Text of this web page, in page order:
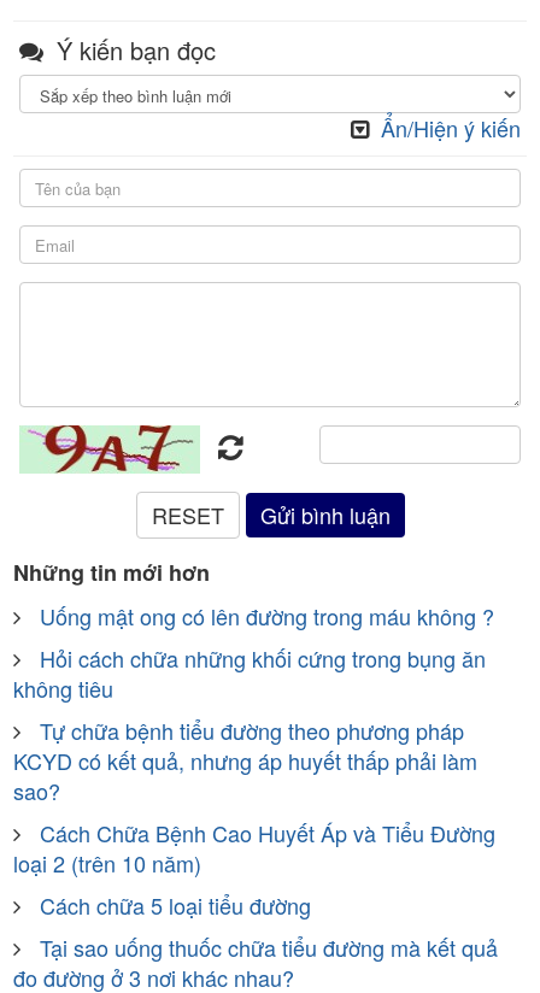
Ý kiến bạn đọc
Ẩn/Hiện ý kiến
Những tin mới hơn
Uống mật ong có lên đường trong máu không ?
Hỏi cách chữa những khối cứng trong bụng ăn
không tiêu
Tự chữa bệnh tiểu đường theo phương pháp
KCYD có kết quả, nhưng áp huyết thấp phải làm
sao?
Cách Chữa Bệnh Cao Huyết Áp và Tiểu Đường
loại 2 (trên 10 năm)
Cách chữa 5 loại tiểu đường
Tại sao uống thuốc chữa tiểu đường mà kết quả
đo đường ở 3 nơi khác nhau?